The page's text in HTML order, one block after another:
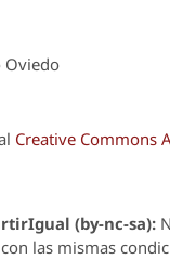
Oviedo
Creative Commons
(by-nc-sa):
las mismas